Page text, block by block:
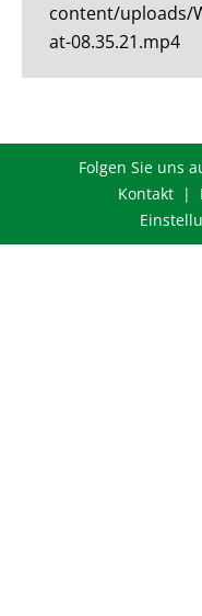
content/uploads/
at-08.35.21.mp4
Folgen Sie uns
Kontakt |